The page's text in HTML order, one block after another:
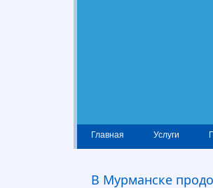
Главная Услуги
В Мурманске